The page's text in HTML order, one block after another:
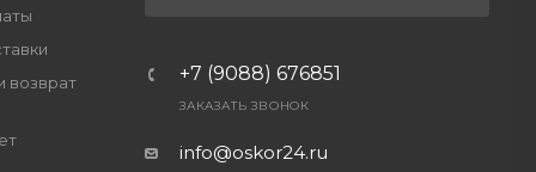
возврат
+7 (9088) 676851
ЗАКАЗАТЬ ЗВОНОК
info@oskor24.ru